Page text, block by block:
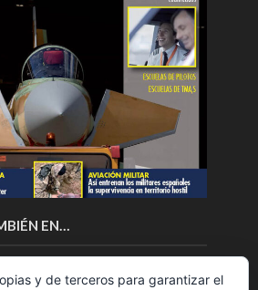
EN…
y de terceros para garantizar el